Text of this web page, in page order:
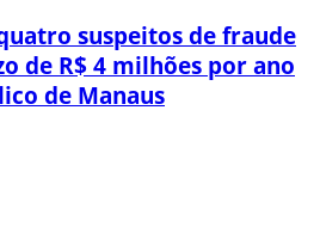
suspeitos de fraude
de R$ 4 milhões por ano
de Manaus